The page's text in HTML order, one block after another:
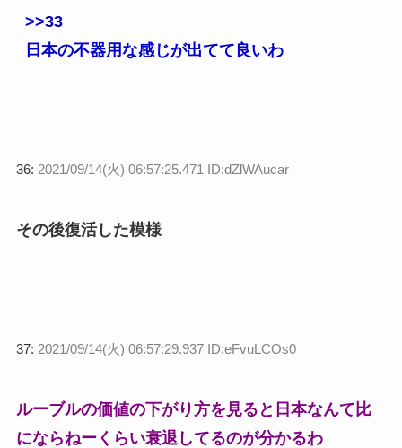
>>33
日本の不器用な感じが出てて良いわ
36: 2021/09/14(火) 06:57:25.471 ID:dZlWAucar
その後復活した模様
37: 2021/09/14(火) 06:57:29.937 ID:eFvuLCOs0
ルーブルの価値の下がり方を見ると日本なんて比
にならねーくらい衰退してるのが分かるわ